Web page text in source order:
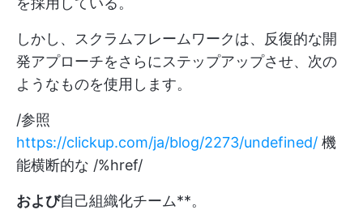
しかし、スクラムフレームワークは、反復的な開
発アプローチをさらにステップアップさせ、次の
ようなものを使用します。
/参照
https://clickup.com/ja/blog/2273/undefined/ 機
能横断的な /%href/
および自己組織化チーム**。